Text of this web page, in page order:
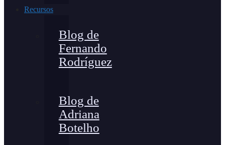
Recursos
Blog de
Fernando
Rodríguez
Blog de
Adriana
Botelho